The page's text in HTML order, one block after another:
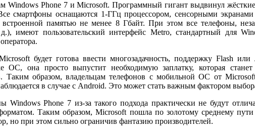
Windows Phone 7 и Microsoft. Программный гигант выдвинул
смартфоны оснащаются 1-ГГц процессором, сенсорными
памятью не менее 8 Гбайт. При этом все телефоны,
имеют пользовательский интерфейс Metro, стандартный для
будет готова ввести многозадачность, поддержку Flash
ОС, она просто выпустит необходимую заплатку, которая
Таким образом, владельцам телефонов с мобильной ОС от
в случае с Android. Это может стать важным фактором
Phone 7 из-за такого подхода практически не будут
Таким образом, Microsoft пошла по золотому среднему
но при этом сильно ограничив фантазию производителей.